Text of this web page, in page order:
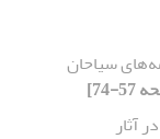
سیاحان
آثار